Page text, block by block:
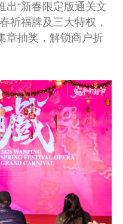
出“新春限定版通关文
祈福牌及三大特权，
章抽奖，解锁商户折